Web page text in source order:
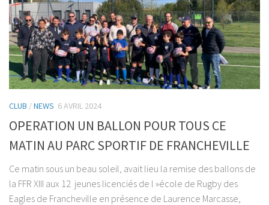
CLUB /NEWS 6 AVRIL 2024
OPERATION UN BALLON POUR TOUS CE
MATIN AU PARC SPORTIF DE FRANCHEVILLE
Ce matin sous un beau soleil, avait lieu la remise des ballons de
la FFR XIII aux 12 jeunes licenciés de l »école de Rugby des
Eagles de Francheville en présence de Laurence Marcasse,